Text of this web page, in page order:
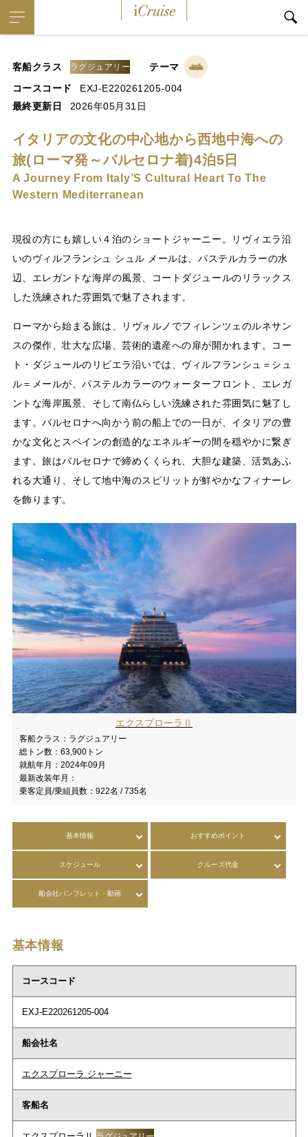
客船クラス ラグジュアリー
テーマ
コースコード
EXJ-E220261205-004
最終更新日
2026年05月31日
イタリアの文化の中心地から西地中海への
旅(ローマ発～バルセロナ着)4泊5日
A Journey From Italy’S Cultural Heart To The
Western Mediterranean
現役の方にも嬉しい４泊のショートジャーニー。リヴィエラ沿
いのヴィルフランシュ シュル メールは、パステルカラーの水
辺、エレガントな海岸の風景、コートダジュールのリラックス
した洗練された雰囲気で魅了されます。
ローマから始まる旅は、リヴォルノでフィレンツェのルネサン
スの傑作、壮大な広場、芸術的遺産への扉が開かれます。コー
ト・ダジュールのリビエラ沿いでは、ヴィルフランシュ＝シュ
ル＝メールが、パステルカラーのウォーターフロント、エレガ
ントな海岸風景、そして南仏らしい洗練された雰囲気に魅了し
ます。バルセロナへ向かう前の船上での一日が、イタリアの豊
かな文化とスペインの創造的なエネルギーの間を穏やかに繋ぎ
ます。旅はバルセロナで締めくくられ、大胆な建築、活気あふ
れる大通り、そして地中海のスピリットが鮮やかなフィナーレ
を飾ります。
エクスプローラⅡ
客船クラス： ラグジュアリー
総トン数： 63,900トン
就航年月： 2024年09月
最新改装年月：
乗客定員/乗組員数： 922名 / 735名
基本情報 おすすめポイント
スケジュール クルーズ代金
船会社パンフレット・動画
基本情報
コースコード
EXJ-E220261205-004
船会社名
エクスプローラ ジャーニー
客船名